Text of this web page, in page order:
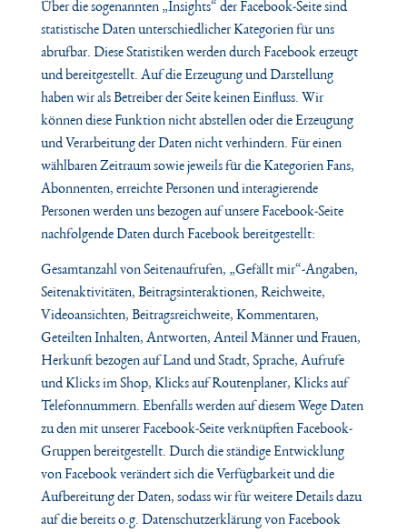
Über die sogenannten „Insights“ der Facebook-Seite sind
statistische Daten unterschiedlicher Kategorien für uns
abrufbar. Diese Statistiken werden durch Facebook erzeugt
und bereitgestellt. Auf die Erzeugung und Darstellung
haben wir als Betreiber der Seite keinen Einfluss. Wir
können diese Funktion nicht abstellen oder die Erzeugung
und Verarbeitung der Daten nicht verhindern. Für einen
wählbaren Zeitraum sowie jeweils für die Kategorien Fans,
Abonnenten, erreichte Personen und interagierende
Personen werden uns bezogen auf unsere Facebook-Seite
nachfolgende Daten durch Facebook bereitgestellt:
Gesamtanzahl von Seitenaufrufen, „Gefällt mir“-Angaben,
Seitenaktivitäten, Beitragsinteraktionen, Reichweite,
Videoansichten, Beitragsreichweite, Kommentaren,
Geteilten Inhalten, Antworten, Anteil Männer und Frauen,
Herkunft bezogen auf Land und Stadt, Sprache, Aufrufe
und Klicks im Shop, Klicks auf Routenplaner, Klicks auf
Telefonnummern. Ebenfalls werden auf diesem Wege Daten
zu den mit unserer Facebook-Seite verknüpften Facebook-
Gruppen bereitgestellt. Durch die ständige Entwicklung
von Facebook verändert sich die Verfügbarkeit und die
Aufbereitung der Daten, sodass wir für weitere Details dazu
auf die bereits o.g. Datenschutzerklärung von Facebook